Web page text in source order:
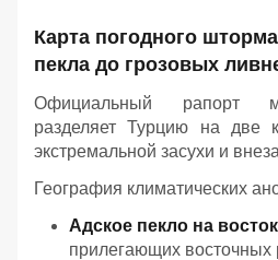
Карта погодного
пекла до грозовых
Официальный рапорт
разделяет Турцию на две
экстремальной засухи и
География климатических
Адское пекло на
прилегающих восточных